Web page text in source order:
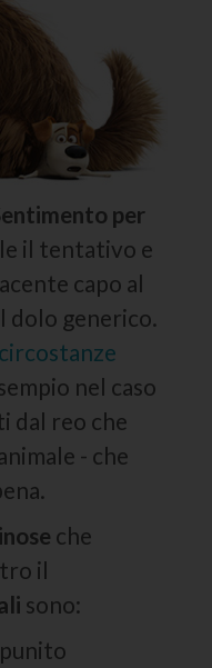
per
il tentativo e
capo al
dolo generico.
circostanze
nel caso
dal reo che
- che
che
il
sono: